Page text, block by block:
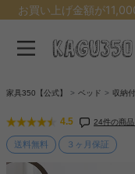
お買い上げ金額が
家具350【公式】 ベッド 収納
4.5 24件の商
送料無料 ３ヶ月保証